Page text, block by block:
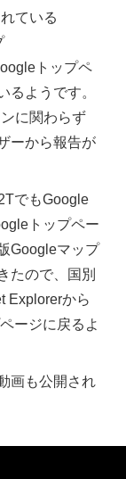
ている
トップペ
るようです。
に関わらず
ーから報告が
でもGoogle
トップペー
Googleマップ
たので、国別
Explorerから
ージに戻るよ
画も公開され